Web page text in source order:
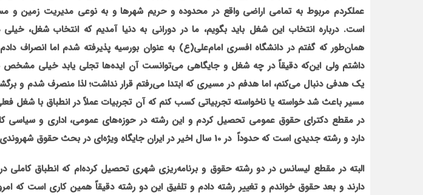
عملکردم مربوط به تمامی اراضی واقع در محدوده و حریم شهرها و به ‌نوعی مدیریت زمین و
است. درباره انتخاب این شغل باید بگویم، ما در دورانی به دنیا آمدیم که انتخاب شغل،
همان‌طور که گفتم در دانشگاه افسری امام‌علی(ع) به عنوان بورسیه پذیرفته شدم اما انصراف
داشتم ولی این‌که دقیقاً در چه شغل و جایگاهی می‌توانست آن ایده‌ها تجلی یابد خیلی مشخص
یک هدفی دنبال می‌کنم، اما هدفم در مسیری که ابتدا می‌رفتم قرار نداشت؛ لذا منصرف شدم و
مسیر باعث شد خواسته یا ناخواسته تجربیاتی کسب کنم که آن تجربیات عملاً در انطباق با شغل
در مقطع دکترای حقوق عمومی تحصیل کردم و این رشته در حوزه‌های عمومی، اداری و سیاسی
دارد و ‌رشته جدیدی است که حدوداً در 10 سال اخیر در ایران جایگاه ویژه‌ای در بحث حقوق شهروندی و… پیدا کرده است
البته در مقطع لیسانس در دو رشته حقوق و برنامه‌ریزی شهری تحصیل کرده‌ام که انطباق کاملی
دارند و بعد حقوق خواندم و تغییر رشته دادم و تلفیق این دو رشته دقیقاً همین کاری است که